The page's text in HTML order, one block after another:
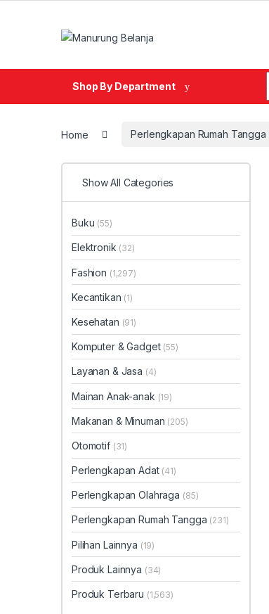
Shop By Department
Home Perlengkapan Rumah Tangga
Show All Categories
Buku (55)
Elektronik (32)
Fashion (1,297)
Kecantikan (1)
Kesehatan (91)
Komputer & Gadget (55)
Layanan & Jasa (4)
Mainan Anak-anak (19)
Makanan & Minuman (205)
Otomotif (31)
Perlengkapan Adat (41)
Perlengkapan Olahraga (85)
Perlengkapan Rumah Tangga (231)
Pilihan Lainnya (19)
Produk Lainnya (34)
Produk Terbaru (1,563)